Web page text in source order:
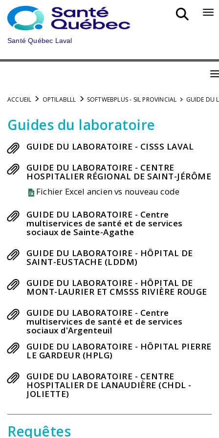
Aller
au
menu
principal
Santé Québec Laval
ACCUEIL OPTILABLLL SOFTWEBPLUS - SIL PROVINCIAL GUIDE DU
Guides du laboratoire
GUIDE DU LABORATOIRE - CISSS LAVAL
GUIDE DU LABORATOIRE - CENTRE
HOSPITALIER RÉGIONAL DE SAINT-JÉRÔME
Fichier Excel ancien vs nouveau code
GUIDE DU LABORATOIRE - Centre
multiservices de santé et de services
sociaux de Sainte-Agathe
GUIDE DU LABORATOIRE - HÔPITAL DE
SAINT-EUSTACHE (LDDM)
GUIDE DU LABORATOIRE - HÔPITAL DE
MONT-LAURIER ET CMSSS RIVIÈRE ROUGE
GUIDE DU LABORATOIRE - Centre
multiservices de santé et de services
sociaux d'Argenteuil
GUIDE DU LABORATOIRE - HÔPITAL PIERRE
LE GARDEUR (HPLG)
GUIDE DU LABORATOIRE - CENTRE
HOSPITALIER DE LANAUDIÈRE (CHDL -
JOLIETTE)
Requêtes